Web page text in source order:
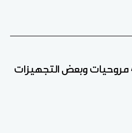
الجزائر تمنح النيجر 4 مروحيات وبعض التجهيزات